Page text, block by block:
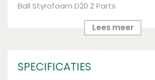
Ball Styrofoam D20 2 Parts
Lees meer
SPECIFICATIES